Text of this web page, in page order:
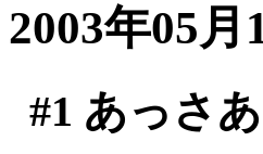
2003年05月
#1 あっさ